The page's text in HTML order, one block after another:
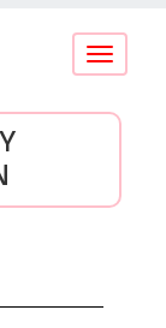
Conmutar